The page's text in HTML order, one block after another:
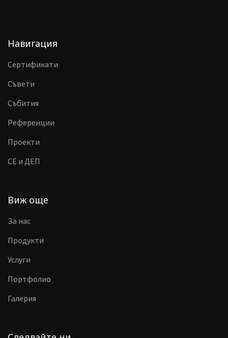
Навигация
Сертификати
Съвети
Събития
Референции
Проекти
CE и ДЕП
Виж още
За нас
Продукти
Услуги
Портфолио
Галерия